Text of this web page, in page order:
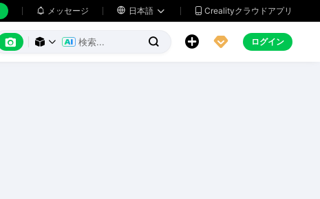
 メッセージ  日本語   Crealityクラウドアプリ
      ログイン